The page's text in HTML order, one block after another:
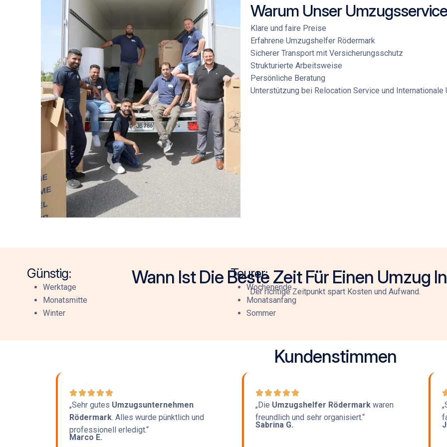
Warum Unser
Klare und faire Preise
Erfahrene Umzugshelfer Rödermark
Sicherer Transport mit Versicherungsschutz
Strukturierte Arbeitsweise
Persönliche Beratung
Unterstützung bei Relocation Service und Internationale
Wann Ist Die Beste Zeit Für Einen Umzug
Der richtige Zeitpunkt spart Kosten und Aufwand.
Günstig:
Werktage
Monatsmitte
Winter
Teurer:
Wochenende
Monatsanfang
Sommer
Kundenstimmen
„Sehr gutes Umzugsunternehmen
Rödermark. Alles wurde pünktlich und
professionell erledigt.“
Marco E.
„Die Umzugshelfer Rödermark waren
freundlich und sehr organisiert.“
Sabrina G.